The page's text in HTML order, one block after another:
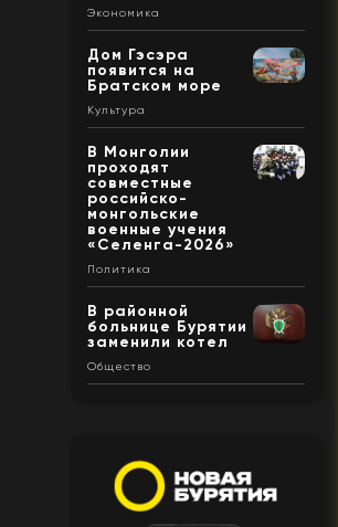
Экономика
Дом Гэсэра
появится на
Братском море
Культура
В Монголии
проходят
совместные
российско-
монгольские
военные учения
«Селенга-2026»
Политика
В районной
больнице Бурятии
заменили котел
Общество